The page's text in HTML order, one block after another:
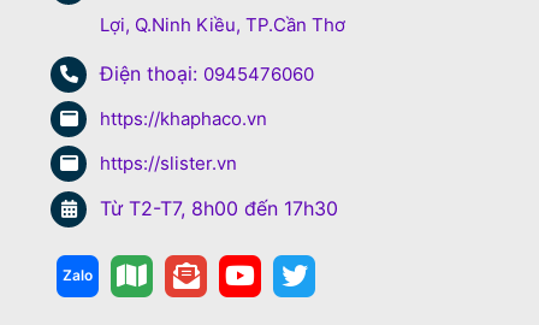
Lợi, Q.Ninh Kiều, TP.Cần Thơ
Điện thoại: 0945476060
https://khaphaco.vn
https://slister.vn
Từ T2-T7, 8h00 đến 17h30